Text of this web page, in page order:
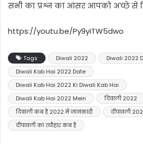
सभी का प्रश्न का आंसर आपको अच्छे से
https://youtu.be/Py9yiTW5dwo
Tags Diwali 2022 Diwali 2022
Diwali Kab Hai 2022 Date
Diwali Kab Hai 2022 Ki Diwali Kab Hai
Diwali Kab Hai 2022 Mein
दिवाली 2022
दिवाली कब है 2022 में जानकारी
दीपावली
दीपावली का त्यौहार कब है